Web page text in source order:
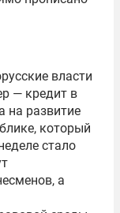
власти
— кредит в
на развитие
который
стало
а